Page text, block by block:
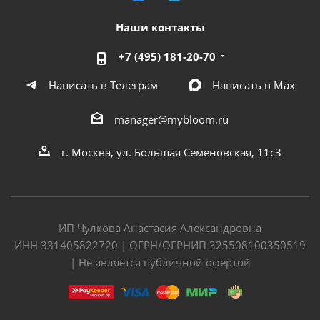
Наши контакты
+7 (495) 181-20-70
Написать в Телеграм
Написать в Мах
manager@mybloom.ru
г. Москва, ул. Большая Семеновская, 11с3
ИП Чулкова Анастасия Александровна
ИНН 331405822720 | ОГРН/ОГРНИП 325508100350519
| Не является публичной офертой